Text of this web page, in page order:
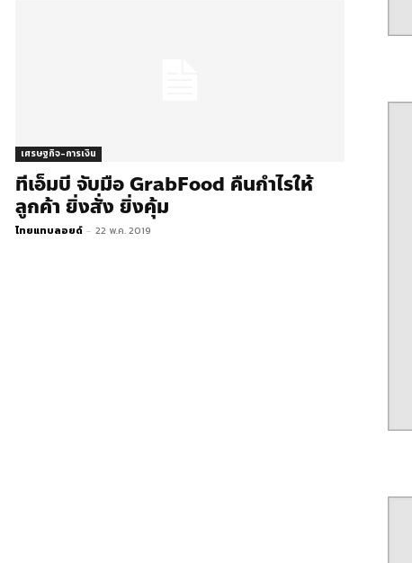
เศรษฐกิจ-การเงิน
ทีเอ็มบี จับมือ GrabFood คืนกำไรให้
ลูกค้า ยิ่งสั่ง ยิ่งคุ้ม
ไทยแทบลอยด์ - 22 พ.ค. 2019